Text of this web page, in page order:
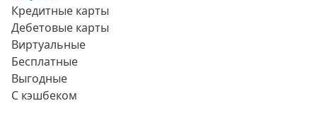
Кредитные карты
Дебетовые карты
Виртуальные
Бесплатные
Выгодные
С кэшбеком